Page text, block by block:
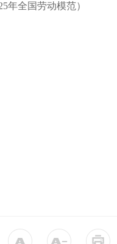
年全国劳动模范）